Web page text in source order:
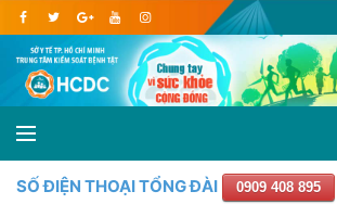
SỐ ĐIỆN THOẠI TỔNG ĐÀI 0909 408 895